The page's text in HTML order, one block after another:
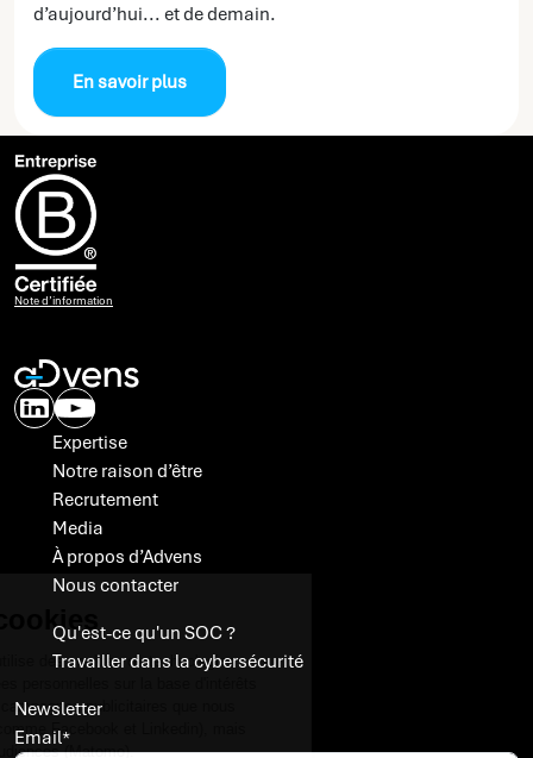
A propos des cookies
Avec votre accord, Advens utilise des cookies ou technologies
légitimes, pour optimiser les campagnes publicitaires que nous
menons sur des sites tiers (comme Facebook et Linkedin), mais
également pour suivre nos audiences (Matomo).
d’aujourd’hui... et de demain.
En savoir plus
Note d’information
Expertise
Notre raison d’être
Recrutement
Media
À propos d’Advens
Nous contacter
Qu'est-ce qu'un SOC ?
Travailler dans la cybersécurité
Newsletter
Email*